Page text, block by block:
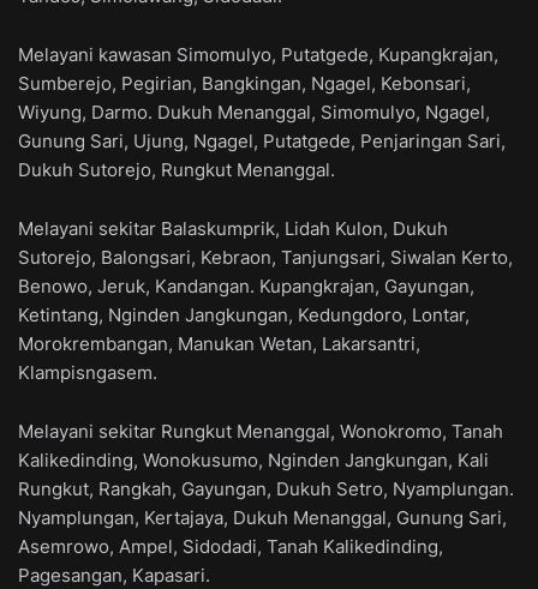
Melayani kawasan Simomulyo, Putatgede, Kupangkrajan,
Sumberejo, Pegirian, Bangkingan, Ngagel, Kebonsari,
Wiyung, Darmo. Dukuh Menanggal, Simomulyo, Ngagel,
Gunung Sari, Ujung, Ngagel, Putatgede, Penjaringan Sari,
Dukuh Sutorejo, Rungkut Menanggal.
Melayani sekitar Balaskumprik, Lidah Kulon, Dukuh
Sutorejo, Balongsari, Kebraon, Tanjungsari, Siwalan Kerto,
Benowo, Jeruk, Kandangan. Kupangkrajan, Gayungan,
Ketintang, Nginden Jangkungan, Kedungdoro, Lontar,
Morokrembangan, Manukan Wetan, Lakarsantri,
Klampisngasem.
Melayani sekitar Rungkut Menanggal, Wonokromo, Tanah
Kalikedinding, Wonokusumo, Nginden Jangkungan, Kali
Rungkut, Rangkah, Gayungan, Dukuh Setro, Nyamplungan.
Nyamplungan, Kertajaya, Dukuh Menanggal, Gunung Sari,
Asemrowo, Ampel, Sidodadi, Tanah Kalikedinding,
Pagesangan, Kapasari.